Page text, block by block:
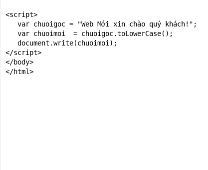
<script>
   var chuoigoc = "Web Mới xin chào quý khách!";
   var chuoimoi  = chuoigoc.toLowerCase();
   document.write(chuoimoi);
</script>
</body>
</html>